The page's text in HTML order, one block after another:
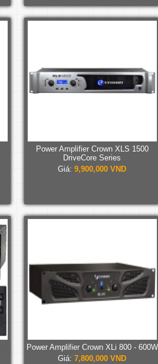
Power Amplifier Crown XLS 1500
DriveCore Series
Giá: 9,900,000 VND
Power Amplifier Crown XLi 800 - 600W
Giá: 7,800,000 VND